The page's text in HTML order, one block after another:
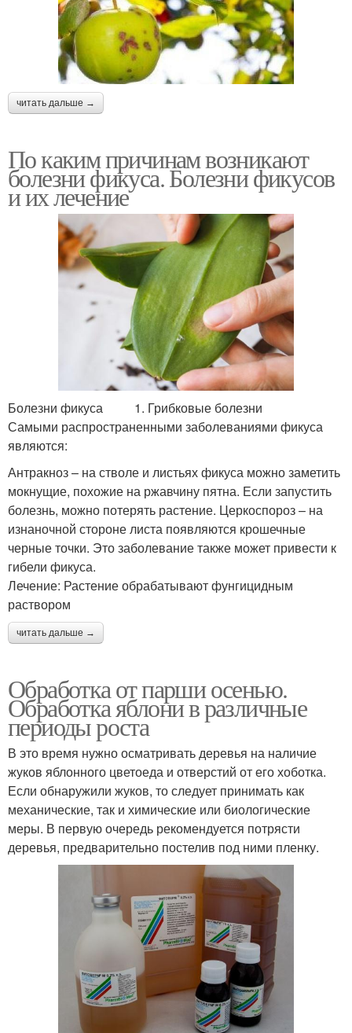
читать дальше →
По каким причинам возникают
болезни фикуса. Болезни фикусов
и их лечение
Болезни фикуса 1. Грибковые болезни
Самыми распространенными заболеваниями фикуса
являются:
Антракноз – на стволе и листьях фикуса можно заметить
мокнущие, похожие на ржавчину пятна. Если запустить
болезнь, можно потерять растение. Церкоспороз – на
изнаночной стороне листа появляются крошечные
черные точки. Это заболевание также может привести к
гибели фикуса.
Лечение: Растение обрабатывают фунгицидным
раствором
читать дальше →
Обработка от парши осенью.
Обработка яблони в различные
периоды роста
В это время нужно осматривать деревья на наличие
жуков яблонного цветоеда и отверстий от его хоботка.
Если обнаружили жуков, то следует принимать как
механические, так и химические или биологические
меры. В первую очередь рекомендуется потрясти
деревья, предварительно постелив под ними пленку.